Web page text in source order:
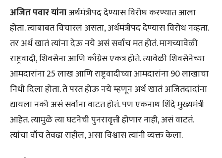
अजित पवार यांनाअर्थमंत्रीपद देण्यास विरोध करण्यात आला
होता. त्याबाबत विचारलं असता, अर्थमंत्रीपद देण्यास विरोध नव्हता.
तर अर्थ खातं त्यांना देऊ नये असं सर्वांच मत होतं. मागच्यावेळी
राष्ट्रवादी, शिवसेना आणि काँग्रेस एकत्र होते. त्यावेळी शिवसेनेच्या
आमदारांना 25 लाख आणि राष्ट्रवादीच्या आमदारांना 90 लाखाचा
निधी दिला होता. ते परत होऊ नये म्हणून अर्थ खातं अजितदादांना
द्यायला नको असं सर्वांना वाटत होतं. पण एकनाथ शिंदे मुख्यमंत्री
आहेत. त्यामुळे त्या घटनेची पुनरावृत्ती होणार नाही, असं वाटतं.
त्यांचा वॉच तेवढा राहील, असा विश्वास त्यांनी व्यक्त केला.